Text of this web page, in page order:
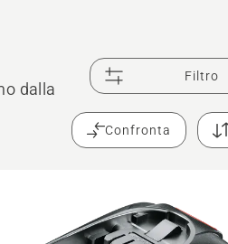
dalla
Filtro
Confronta